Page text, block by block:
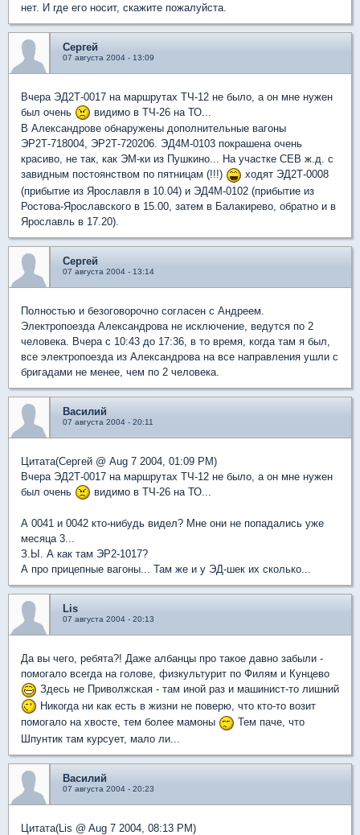
нет. И где его носит, скажите пожалуйста.
Сергей
07 августа 2004 - 13:09
Вчера ЭД2Т-0017 на маршрутах ТЧ-12 не было, а он мне нужен
был очень
видимо в ТЧ-26 на ТО...
В Александрове обнаружены дополнительные вагоны
ЭР2Т-718004, ЭР2Т-720206. ЭД4М-0103 покрашена очень
красиво, не так, как ЭМ-ки из Пушкино... На участке СЕВ ж.д. с
завидным постоянством по пятницам (!!!)
ходят ЭД2Т-0008
(прибытие из Ярославля в 10.04) и ЭД4М-0102 (прибытие из
Ростова-Ярославского в 15.00, затем в Балакирево, обратно и в
Ярославль в 17.20).
Сергей
07 августа 2004 - 13:14
Полностью и безоговорочно согласен с Андреем.
Электропоезда Александрова не исключение, ведутся по 2
человека. Вчера с 10:43 до 17:36, в то время, когда там я был,
все электропоезда из Александрова на все направления ушли с
бригадами не менее, чем по 2 человека.
Василий
07 августа 2004 - 20:11
Цитата(Сергей @ Aug 7 2004, 01:09 PM)
Вчера ЭД2Т-0017 на маршрутах ТЧ-12 не было, а он мне нужен
был очень
видимо в ТЧ-26 на ТО...
А 0041 и 0042 кто-нибудь видел? Мне они не попадались уже
месяца 3...
З.Ы. А как там ЭР2-1017?
А про прицепные вагоны... Там же и у ЭД-шек их сколько...
Lis
07 августа 2004 - 20:13
Да вы чего, ребята?! Даже албанцы про такое давно забыли -
помогало всегда на голове, физкультурит по Филям и Кунцево
Здесь не Приволжская - там иной раз и машинист-то лишний
Никогда ни как есть в жизни не поверю, что кто-то возит
помогало на хвосте, тем более мамоны
Тем паче, что
Шпунтик там курсует, мало ли...
Василий
07 августа 2004 - 20:23
Цитата(Lis @ Aug 7 2004, 08:13 PM)